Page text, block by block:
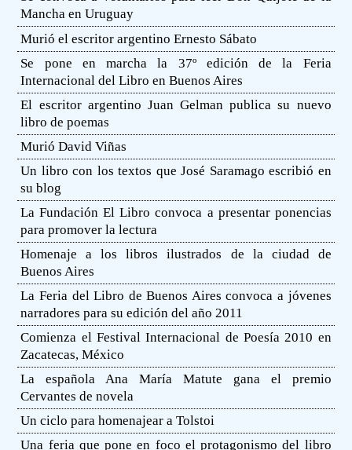
Mancha en Uruguay
Murió el escritor argentino Ernesto Sábato
Se pone en marcha la 37º edición de la Feria
Internacional del Libro en Buenos Aires
El escritor argentino Juan Gelman publica su nuevo
libro de poemas
Murió David Viñas
Un libro con los textos que José Saramago escribió en
su blog
La Fundación El Libro convoca a presentar ponencias
para promover la lectura
Homenaje a los libros ilustrados de la ciudad de
Buenos Aires
La Feria del Libro de Buenos Aires convoca a jóvenes
narradores para su edición del año 2011
Comienza el Festival Internacional de Poesía 2010 en
Zacatecas, México
La española Ana María Matute gana el premio
Cervantes de novela
Un ciclo para homenajear a Tolstoi
Una feria que pone en foco el protagonismo del libro